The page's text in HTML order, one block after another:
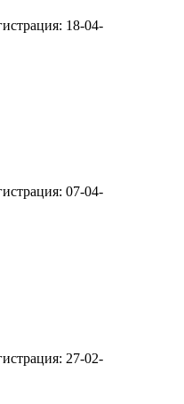
18-04-
07-04-
27-02-